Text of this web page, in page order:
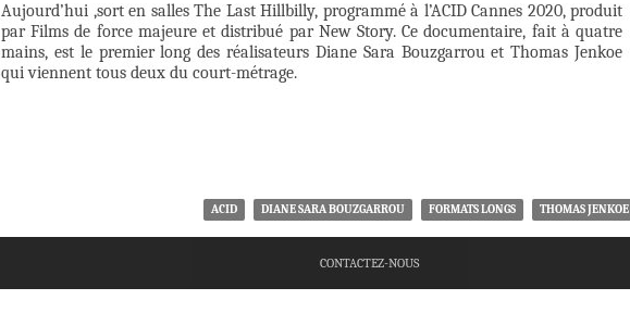
Aujourd’hui ,sort en salles The Last Hillbilly, programmé à l’ACID Cannes 2020, produit
par Films de force majeure et distribué par New Story. Ce documentaire, fait à quatre
mains, est le premier long des réalisateurs Diane Sara Bouzgarrou et Thomas Jenkoe
qui viennent tous deux du court-métrage.
ACID DIANE SARA BOUZGARROU FORMATS LONGS THOMAS JENKOE
CONTACTEZ-NOUS